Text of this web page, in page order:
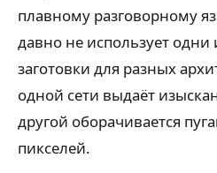
плавному разговорному
давно не использует одни
заготовки для разных
одной сети выдаёт
другой оборачивается
пикселей.